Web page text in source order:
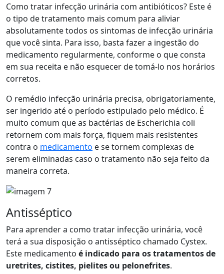
Como tratar infecção urinária com antibióticos? Este é
o tipo de tratamento mais comum para aliviar
absolutamente todos os sintomas de infecção urinária
que você sinta. Para isso, basta fazer a ingestão do
medicamento regularmente, conforme o que consta
em sua receita e não esquecer de tomá-lo nos horários
corretos.
O remédio infecção urinária precisa, obrigatoriamente,
ser ingerido até o período estipulado pelo médico. É
muito comum que as bactérias de Escherichia coli
retornem com mais força, fiquem mais resistentes
contra o medicamento e se tornem complexas de
serem eliminadas caso o tratamento não seja feito da
maneira correta.
Antisséptico
Para aprender a como tratar infecção urinária, você
terá a sua disposição o antisséptico chamado Cystex.
Este medicamento é indicado para os tratamentos de
uretrites, cistites, pielites ou pelonefrites.